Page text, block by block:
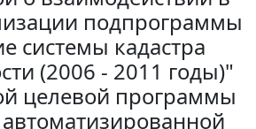
подпрограммы
системы кадастра
(2006 - 2011 годы)"
целевой программы